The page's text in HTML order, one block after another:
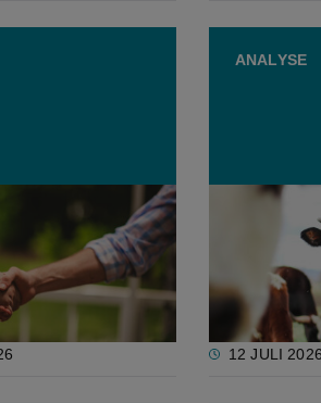
land- en
om zich sterker te
ANALYSE
Wat zijn
troeven en
van de
12 JULI 2026